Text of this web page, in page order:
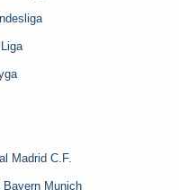
Madrid C.F.
Bayern Munich